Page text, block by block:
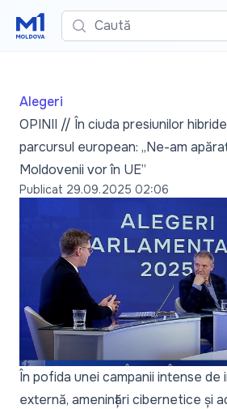
Caută
Alegeri
OPINII // În ciuda presiunilor
parcursul european: „Ne-am
Moldovenii vor în UE”
Publicat 29.09.2025 02:06
În pofida unei campanii intense de
externă, amenințări cibernetice și